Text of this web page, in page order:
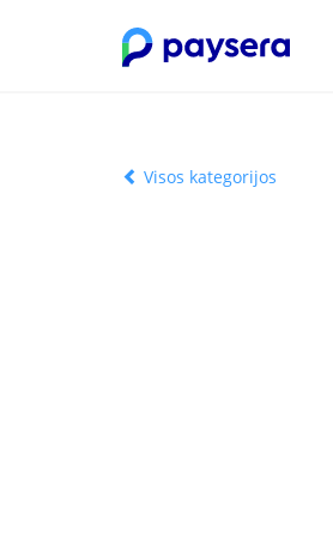
Visos kategorijos